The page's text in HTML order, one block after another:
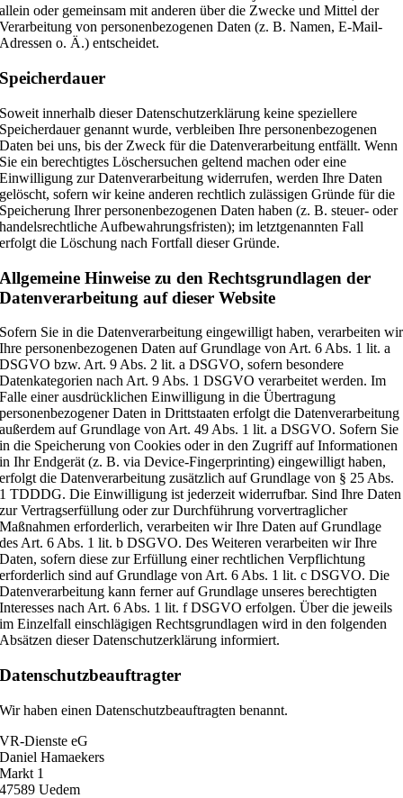
allein oder gemeinsam mit anderen über die Zwecke und Mittel der
Verarbeitung von personenbezogenen Daten (z. B. Namen, E-Mail-
Adressen o. Ä.) entscheidet.
Speicherdauer
Soweit innerhalb dieser Datenschutzerklärung keine speziellere
Speicherdauer genannt wurde, verbleiben Ihre personenbezogenen
Daten bei uns, bis der Zweck für die Datenverarbeitung entfällt. Wenn
Sie ein berechtigtes Löschersuchen geltend machen oder eine
Einwilligung zur Datenverarbeitung widerrufen, werden Ihre Daten
gelöscht, sofern wir keine anderen rechtlich zulässigen Gründe für die
Speicherung Ihrer personenbezogenen Daten haben (z. B. steuer- oder
handelsrechtliche Aufbewahrungsfristen); im letztgenannten Fall
erfolgt die Löschung nach Fortfall dieser Gründe.
Allgemeine Hinweise zu den Rechtsgrundlagen der
Datenverarbeitung auf dieser Website
Sofern Sie in die Datenverarbeitung eingewilligt haben, verarbeiten wir
Ihre personenbezogenen Daten auf Grundlage von Art. 6 Abs. 1 lit. a
DSGVO bzw. Art. 9 Abs. 2 lit. a DSGVO, sofern besondere
Datenkategorien nach Art. 9 Abs. 1 DSGVO verarbeitet werden. Im
Falle einer ausdrücklichen Einwilligung in die Übertragung
personenbezogener Daten in Drittstaaten erfolgt die Datenverarbeitung
außerdem auf Grundlage von Art. 49 Abs. 1 lit. a DSGVO. Sofern Sie
in die Speicherung von Cookies oder in den Zugriff auf Informationen
in Ihr Endgerät (z. B. via Device-Fingerprinting) eingewilligt haben,
erfolgt die Datenverarbeitung zusätzlich auf Grundlage von § 25 Abs.
1 TDDDG. Die Einwilligung ist jederzeit widerrufbar. Sind Ihre Daten
zur Vertragserfüllung oder zur Durchführung vorvertraglicher
Maßnahmen erforderlich, verarbeiten wir Ihre Daten auf Grundlage
des Art. 6 Abs. 1 lit. b DSGVO. Des Weiteren verarbeiten wir Ihre
Daten, sofern diese zur Erfüllung einer rechtlichen Verpflichtung
erforderlich sind auf Grundlage von Art. 6 Abs. 1 lit. c DSGVO. Die
Datenverarbeitung kann ferner auf Grundlage unseres berechtigten
Interesses nach Art. 6 Abs. 1 lit. f DSGVO erfolgen. Über die jeweils
im Einzelfall einschlägigen Rechtsgrundlagen wird in den folgenden
Absätzen dieser Datenschutzerklärung informiert.
Datenschutz­beauftragter
Wir haben einen Datenschutzbeauftragten benannt.
VR-Dienste eG
Daniel Hamaekers
Markt 1
47589 Uedem